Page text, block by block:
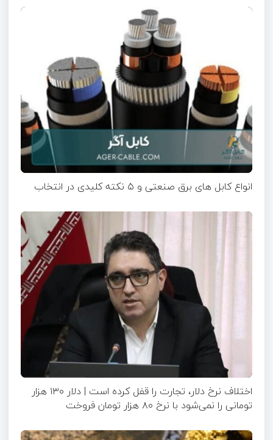
انواع کابل های برق صنعتی و ۵ نکته کلیدی در انتخاب
اختلاف نرخ دلار، تجارت را قفل کرده است | دلار ۱۳۰ هزار
تومانی را نمی‌شود با نرخ ۸۰ هزار تومان فروخت